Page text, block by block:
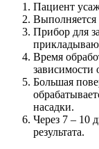
Пациент
Выполняется
Прибор для
Время
зависимости
Большая
насадки.
Через 7 – 10
результата.